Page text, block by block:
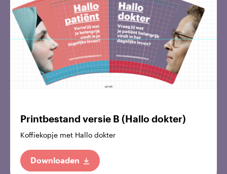
Printbestand versie B (Hallo dokter)
Koffiekopje met Hallo dokter
Downloaden